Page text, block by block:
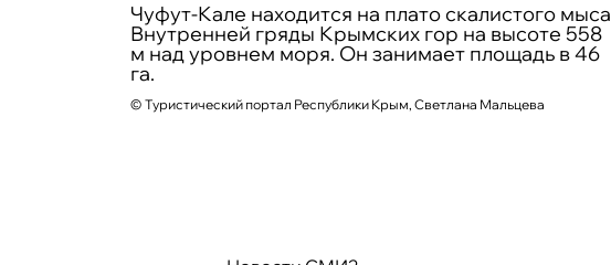
Чуфут-Кале находится на плато скалистого мыса
Внутренней гряды Крымских гор на высоте 558
м над уровнем моря. Он занимает площадь в 46
га.
© Туристический портал Республики Крым, Светлана Мальцева
©
©
©
©
©
©
©
©
©
©
©
©
©
©
©
©
©
©